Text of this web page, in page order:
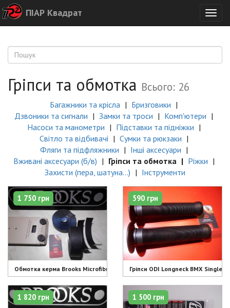
ПІАР Квадрат
Гріпси та обмотка Всього: 26
Багажники та крісла
Бризговики
Дзвоники та сигнали
Замки та троси
Комп'ютери
Насоси та манометри
Підставки та підніжки
Світло та відбивачі
Сумки та рюкзаки
Фляги та підфляжники
Інші аксесуари
Вживані аксесуари (б/в)
Гріпси та обмотка
Ріжки
Захисти (пера, шатуна...)
Інструменти
Обмотка керма Brooks Microfibre Bar Tape - 1750 грн
1 750 грн
Гріпси ODI Longneck BMX Single
590 грн
1 820 грн 1 500 грн